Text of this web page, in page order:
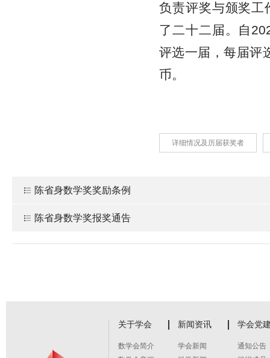
负责评奖与颁奖工
了二十二届。自
评选一届，每届评
币。
详细情况及历届获奖者
陈省身数学奖奖励条例
陈省身数学奖报奖通告
关于学会
数学会简介
新闻资讯
学会新闻
学会党
通知公告